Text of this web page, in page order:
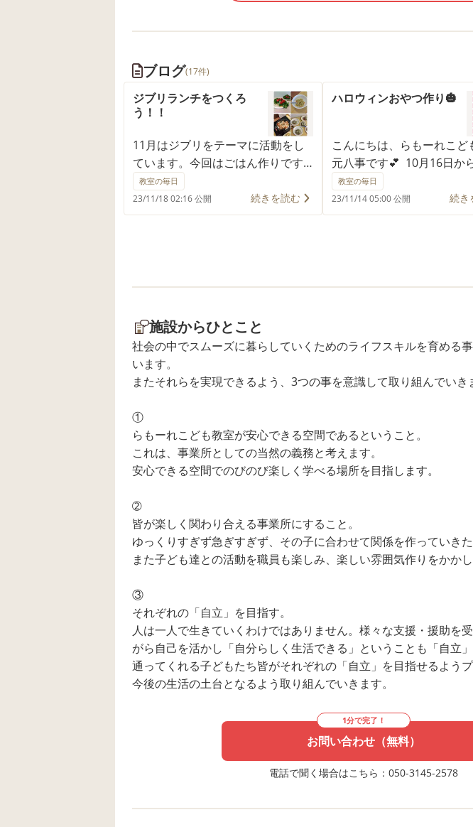
ブログ(17件)
ジブリランチをつくろ
う！！
11月はジブリをテーマに活動をし
ています。今回はごはん作りです
😋🍽️ 色々な食材を使ってキャラク
ターを作りました♪ オムライスで
カオナシやトトロを作ってみた
合いながら完成させていきました✨
くペロリっ😋✨ 楽しい時間になり
ました🥳
教室の毎日
23/11/18 02:16 公開 続きを読む
ハロウィンおやつ作り🎃
こんにちは、らもーれこど
元八事です💕 10月16日か
は、おやつ作り週間でした
ロウィンパンケーキ 🎃ハ
パフェ 👻かぼちゃパイ 🎃
ウィンなおやつを作りま
たり 餃子の皮を型抜きで
りでした(*^-^*) 来月はど
🪄
教室の毎日
23/11/14 05:00 公開 続き
施設からひとこと
社会の中でスムーズに暮らしていくためのライフスキルを育める
います。
またそれらを実現できるよう、3つの事を意識して取り組んでいき
①
らもーれこども教室が安心できる空間であるということ。
これは、事業所としての当然の義務と考えます。
安心できる空間でのびのび楽しく学べる場所を目指します。
➁
皆が楽しく関わり合える事業所にすること。
ゆっくりすぎず急ぎすぎず、その子に合わせて関係を作っていきた
また子ども達との活動を職員も楽しみ、楽しい雰囲気作りをかかし
③
それぞれの「自立」を目指す。
人は一人で生きていくわけではありません。様々な支援・援助を
がら自己を活かし「自分らしく生活できる」ということも「自立」
通ってくれる子どもたち皆がそれぞれの「自立」を目指せるよう
今後の生活の土台となるよう取り組んでいきます。
1分で完了！
お問い合わせ（無料）
電話で聞く場合はこちら：050-3145-2578